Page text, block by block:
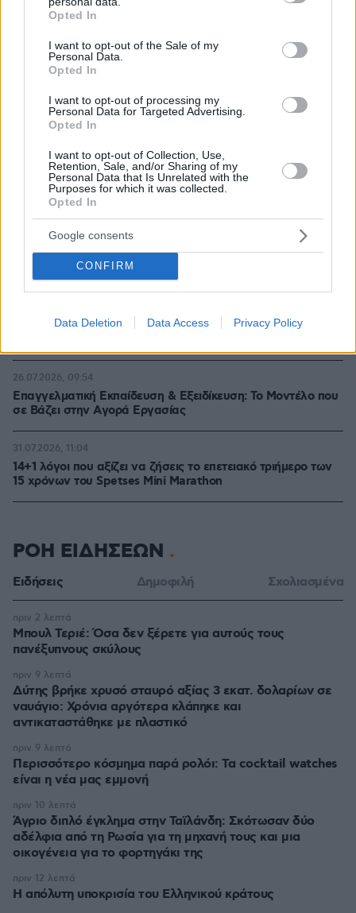
grant or deny consent to Google and its third-party tags to
use your data for below specified purposes in below Google
consent section.
Opted In
I want to opt-out of the Sale of my
Personal Data.
Opted In
I want to opt-out of processing my
Personal Data for Targeted Advertising.
Opted In
I want to opt-out of Collection, Use,
Retention, Sale, and/or Sharing of my
Personal Data that Is Unrelated with the
Purposes for which it was collected.
Opted In
Google consents
CONFIRM
Data Deletion Data Access Privacy Policy
03.08.2026, 10:56
Επαγγελματική Εκπαίδευση & Εξειδίκευση: Το Mοντέλο που
σε Bάζει στην Aγορά Eργασίας
26.07.2026, 09:54
14+1 λόγοι που αξίζει να ζήσεις το επετειακό τριήμερο των
15 χρόνων του Spetses Mini Marathon
31.07.2026, 11:04
ΡΟΗ ΕΙΔΗΣΕΩΝ
Ειδήσεις Δημοφιλή Σχολιασμένα
Μπουλ Τεριέ: Όσα δεν ξέρετε για αυτούς τους
πανέξυπνους σκύλους
πριν 2 λεπτά
Δύτης βρήκε χρυσό σταυρό αξίας 3 εκατ. δολαρίων σε
ναυάγιο: Χρόνια αργότερα κλάπηκε και
αντικαταστάθηκε με πλαστικό
πριν 9 λεπτά
Περισσότερο κόσμημα παρά ρολόι: Τα cocktail watches
είναι η νέα μας εμμονή
πριν 9 λεπτά
Άγριο διπλό έγκλημα στην Ταϊλάνδη: Σκότωσαν δύο
αδέλφια από τη Ρωσία για τη μηχανή τους και μια
οικογένεια για το φορτηγάκι της
πριν 10 λεπτά
Η απόλυτη υποκρισία του Ελληνικού κράτους
πριν 12 λεπτά